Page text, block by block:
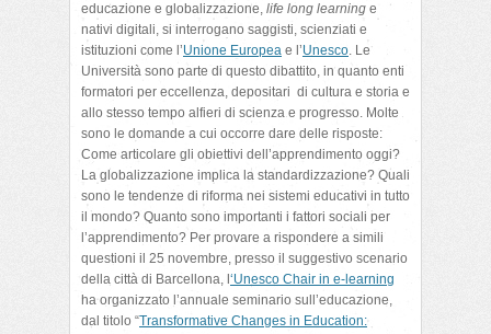
educazione e globalizzazione, life long learning e
nativi digitali, si interrogano saggisti, scienziati e
istituzioni come l’Unione Europea e l’Unesco. Le
Università sono parte di questo dibattito, in quanto enti
formatori per eccellenza, depositari di cultura e storia e
allo stesso tempo alfieri di scienza e progresso. Molte
sono le domande a cui occorre dare delle risposte:
Come articolare gli obiettivi dell’apprendimento oggi?
La globalizzazione implica la standardizzazione? Quali
sono le tendenze di riforma nei sistemi educativi in tutto
il mondo? Quanto sono importanti i fattori sociali per
l’apprendimento? Per provare a rispondere a simili
questioni il 25 novembre, presso il suggestivo scenario
della città di Barcellona, l ‘Unesco Chair in e-learning
ha organizzato l’annuale seminario sull’educazione,
dal titolo “Transformative Changes in Education: